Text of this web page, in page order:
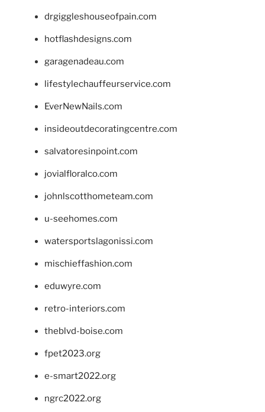
drgiggleshouseofpain.com
hotflashdesigns.com
garagenadeau.com
lifestylechauffeurservice.com
EverNewNails.com
insideoutdecoratingcentre.com
salvatoresinpoint.com
jovialfloralco.com
johnlscotthometeam.com
u-seehomes.com
watersportslagonissi.com
mischieffashion.com
eduwyre.com
retro-interiors.com
theblvd-boise.com
fpet2023.org
e-smart2022.org
ngrc2022.org